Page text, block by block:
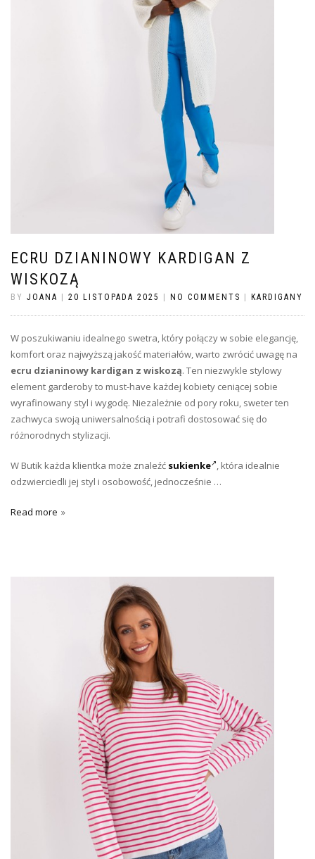
ECRU DZIANINOWY KARDIGAN Z
WISKOZĄ
BY JOANA | 20 LISTOPADA 2025 | NO COMMENTS | KARDIGANY
W poszukiwaniu idealnego swetra, który połączy w sobie elegancję,
komfort oraz najwyższą jakość materiałów, warto zwrócić uwagę na
ecru dzianinowy kardigan z wiskozą. Ten niezwykle stylowy
element garderoby to must-have każdej kobiety ceniącej sobie
wyrafinowany styl i wygodę. Niezależnie od pory roku, sweter ten
zachwyca swoją uniwersalnością i potrafi dostosować się do
różnorodnych stylizacji.
W Butik każda klientka może znaleźć sukienke , która idealnie
odzwierciedli jej styl i osobowość, jednocześnie …
Read more